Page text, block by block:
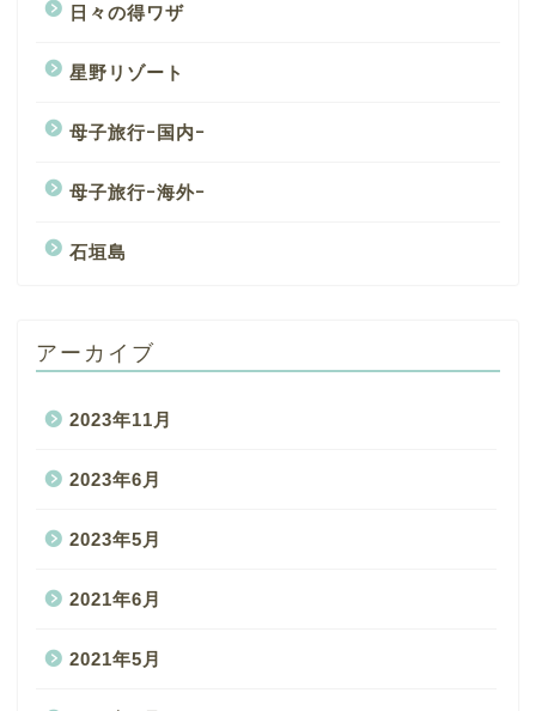
日々の得ワザ
星野リゾート
母子旅行ｰ国内ｰ
母子旅行ｰ海外ｰ
石垣島
アーカイブ
2023年11月
2023年6月
2023年5月
2021年6月
2021年5月